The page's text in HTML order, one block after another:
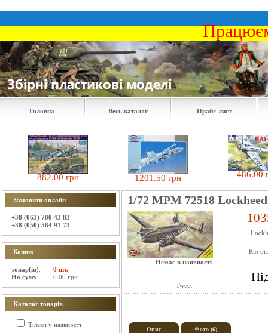
Головна Весь каталог Прайс-лист
882.00 грн 1201.50 грн 486.00 грн
Замовити онлайн
+38 (063) 780 43 83
+38 (050) 584 91 73
Кошик
товар(ів):
0 шт.
На суму: 0.00 грн
Каталог товарів
Тільки у наявності
1/72 MPM 72518
Немає в наявності
Tweet
Кіл-
Опис Фото (6)